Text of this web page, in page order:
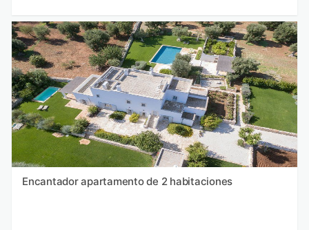
Encantador apartamento de 2 habitaciones